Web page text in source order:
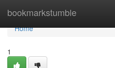
bookmarkstumble
Home
Home
1